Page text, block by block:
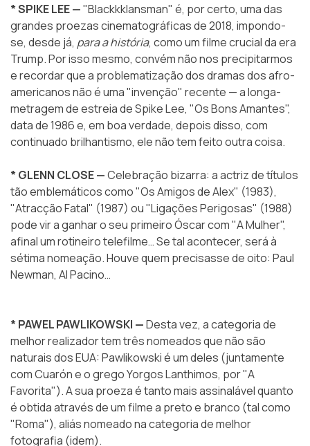
* SPIKE LEE —"Blackkklansman" é, por certo, uma das
grandes proezas cinematográficas de 2018, impondo-
se, desde já, para a história, como um filme crucial da era
Trump. Por isso mesmo, convém não nos precipitarmos
e recordar que a problematização dos dramas dos afro-
americanos não é uma "invenção" recente — a longa-
metragem de estreia de Spike Lee, "Os Bons Amantes",
data de 1986 e, em boa verdade, depois disso, com
continuado brilhantismo, ele não tem feito outra coisa.
* GLENN CLOSE —Celebração bizarra: a actriz de títulos
tão emblemáticos como "Os Amigos de Alex" (1983),
"Atracção Fatal" (1987) ou "Ligações Perigosas" (1988)
pode vir a ganhar o seu primeiro Óscar com "A Mulher",
afinal um rotineiro telefilme… Se tal acontecer, será à
sétima nomeação. Houve quem precisasse de oito: Paul
Newman, Al Pacino…
* PAWEL PAWLIKOWSKI —Desta vez, a categoria de
melhor realizador tem três nomeados que não são
naturais dos EUA: Pawlikowski é um deles (juntamente
com Cuarón e o grego Yorgos Lanthimos, por "A
Favorita"). A sua proeza é tanto mais assinalável quanto
é obtida através de um filme a preto e branco (tal como
"Roma"), aliás nomeado na categoria de melhor
fotografia (idem).